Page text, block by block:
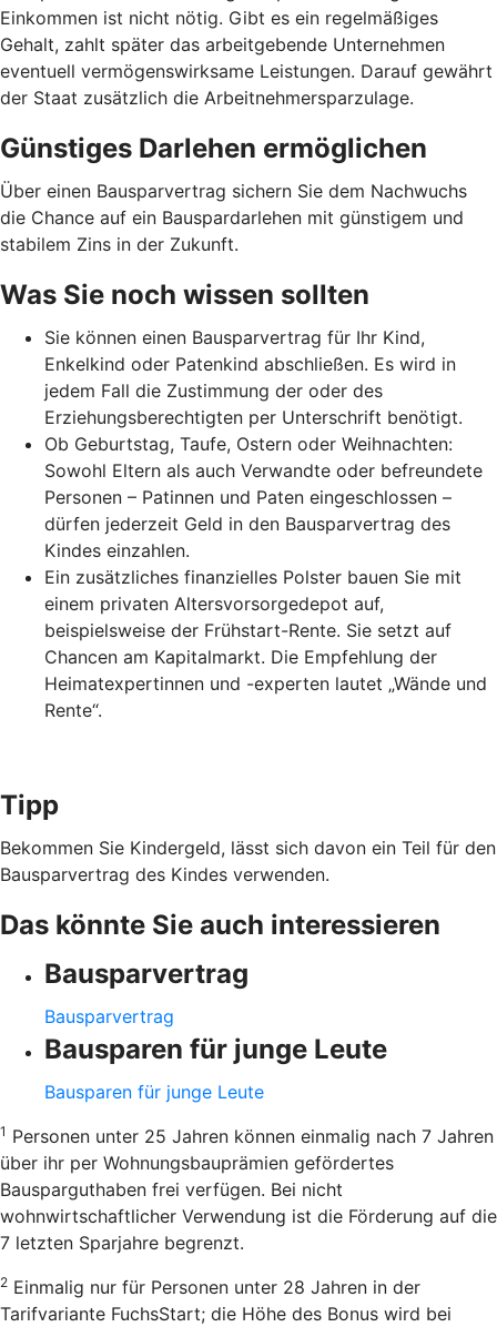
Einkommen ist nicht nötig. Gibt es ein regelmäßiges
Gehalt, zahlt später das arbeitgebende Unternehmen
eventuell vermögenswirksame Leistungen. Darauf gewährt
der Staat zusätzlich die Arbeitnehmer­spar­zulage.
Günstiges Darlehen ermöglichen
Über einen Bausparvertrag sichern Sie dem Nachwuchs
die Chance auf ein Bauspardarlehen mit günstigem und
stabilem Zins in der Zukunft.
Was Sie noch wissen sollten
Sie können einen Bausparvertrag für Ihr Kind,
Enkelkind oder Patenkind abschließen. Es wird in
jedem Fall die Zustimmung der oder des
Erziehungsberechtigten per Unterschrift benötigt.
Ob Geburtstag, Taufe, Ostern oder Weihnachten:
Sowohl Eltern als auch Verwandte oder befreundete
Personen – Patinnen und Paten eingeschlossen –
dürfen jederzeit Geld in den Bausparvertrag des
Kindes einzahlen.
Ein zusätzliches finanzielles Polster bauen Sie mit
einem privaten Altersvorsorgedepot auf,
beispielsweise der Frühstart-Rente. Sie setzt auf
Chancen am Kapitalmarkt. Die Empfehlung der
Heimatexpertinnen und -experten lautet „Wände und
Rente“.
Tipp
Bekommen Sie Kindergeld, lässt sich davon ein Teil für den
Bausparvertrag des Kindes verwenden.
Das könnte Sie auch interessieren
Bausparvertrag
Bausparvertrag
Bausparen für junge Leute
Bausparen für junge Leute
1 Personen unter 25 Jahren können einmalig nach 7 Jahren
über ihr per Wohnungsbauprämien gefördertes
Bausparguthaben frei verfügen. Bei nicht
wohnwirtschaftlicher Verwendung ist die Förderung auf die
7 letzten Sparjahre begrenzt.
2 Einmalig nur für Personen unter 28 Jahren in der
Tarifvariante FuchsStart; die Höhe des Bonus wird bei